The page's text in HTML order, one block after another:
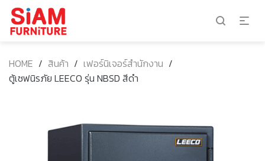
HOME / สินค้า / เฟอร์นิเจอร์สำนักงาน /
ตู้เซฟนิรภัย LEECO รุ่น NBSD สีดำ